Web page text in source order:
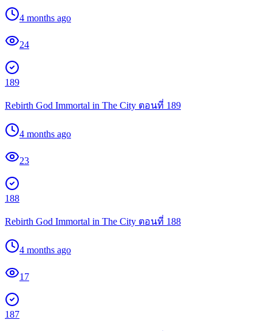
4 months ago
24
189
Rebirth God Immortal in The City ตอนที่ 189
4 months ago
23
188
Rebirth God Immortal in The City ตอนที่ 188
4 months ago
17
187